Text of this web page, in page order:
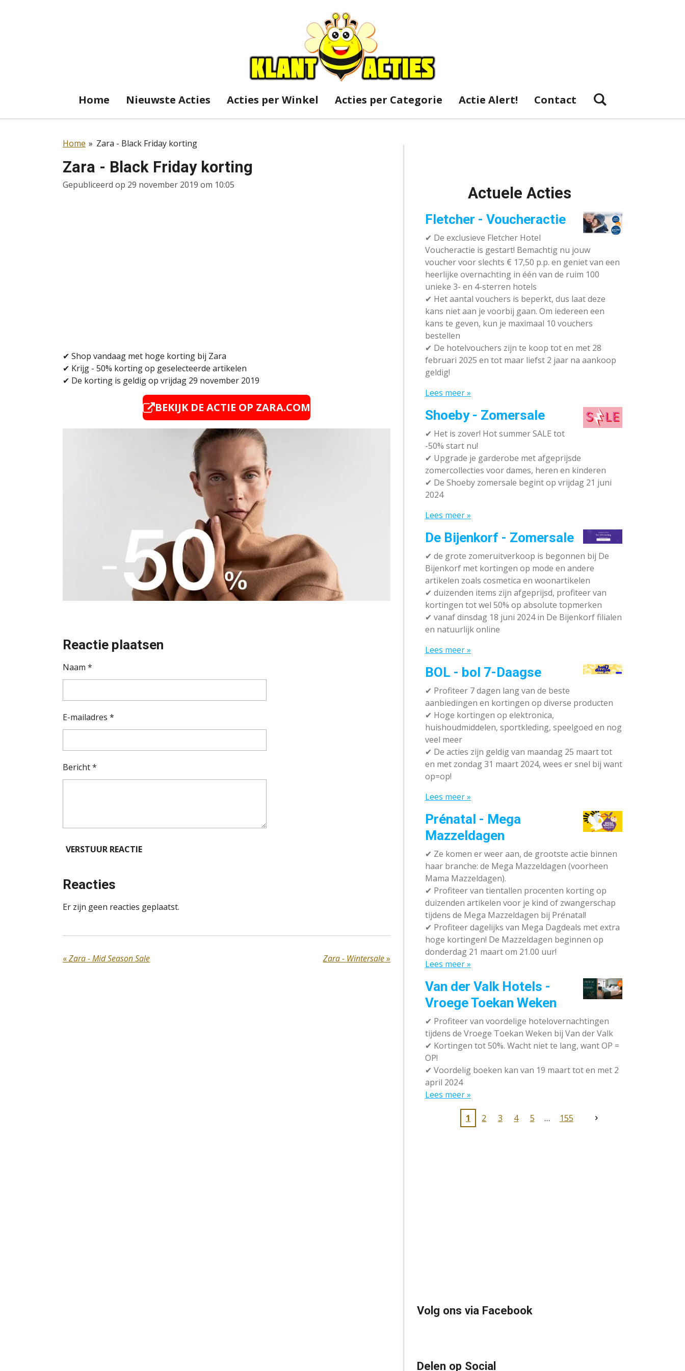
Home Nieuwste Acties Acties per Winkel Acties per Categorie Actie Alert! Contact
Home » Zara - Black Friday korting
Zara - Black Friday korting
Gepubliceerd op 29 november 2019 om 10:05
✔ Shop vandaag met hoge korting bij Zara
✔ Krijg - 50% korting op geselecteerde artikelen
✔ De korting is geldig op vrijdag 29 november 2019
BEKIJK DE ACTIE OP ZARA.COM
Reactie plaatsen
Naam *
E-mailadres *
Bericht *
VERSTUUR REACTIE
Reacties
Er zijn geen reacties geplaatst.
«Zara - Mid Season Sale Zara - Wintersale»
Actuele Acties
Fletcher - Voucheractie
✔ De exclusieve Fletcher Hotel
Voucheractie is gestart! Bemachtig nu jouw
voucher voor slechts € 17,50 p.p. en geniet van een
heerlijke overnachting in één van de ruim 100
unieke 3- en 4-sterren hotels
✔ Het aantal vouchers is beperkt, dus laat deze
kans niet aan je voorbij gaan. Om iedereen een
kans te geven, kun je maximaal 10 vouchers
bestellen
✔ De hotelvouchers zijn te koop tot en met 28
februari 2025 en tot maar liefst 2 jaar na aankoop
geldig!
Lees meer »
Shoeby - Zomersale
✔ Het is zover! Hot summer SALE tot
-50% start nu!
✔ Upgrade je garderobe met afgeprijsde
zomercollecties voor dames, heren en kinderen
✔ De Shoeby zomersale begint op vrijdag 21 juni
2024
Lees meer »
De Bijenkorf - Zomersale
✔ de grote zomeruitverkoop is begonnen bij De
Bijenkorf met kortingen op mode en andere
artikelen zoals cosmetica en woonartikelen
✔ duizenden items zijn afgeprijsd, profiteer van
kortingen tot wel 50% op absolute topmerken
✔ vanaf dinsdag 18 juni 2024 in De Bijenkorf filialen
en natuurlijk online
Lees meer »
BOL - bol 7-Daagse
✔ Profiteer 7 dagen lang van de beste
aanbiedingen en kortingen op diverse producten
✔ Hoge kortingen op elektronica,
huishoudmiddelen, sportkleding, speelgoed en nog
veel meer
✔ De acties zijn geldig van maandag 25 maart tot
en met zondag 31 maart 2024, wees er snel bij want
op=op!
Lees meer »
Prénatal - Mega
Mazzeldagen
✔ Ze komen er weer aan, de grootste actie binnen
haar branche: de Mega Mazzeldagen (voorheen
Mama Mazzeldagen).
✔ Profiteer van tientallen procenten korting op
duizenden artikelen voor je kind of zwangerschap
tijdens de Mega Mazzeldagen bij Prénatal!
✔ Profiteer dagelijks van Mega Dagdeals met extra
hoge kortingen! De Mazzeldagen beginnen op
donderdag 21 maart om 21.00 uur!
Lees meer »
Van der Valk Hotels -
Vroege Toekan Weken
✔ Profiteer van voordelige hotelovernachtingen
tijdens de Vroege Toekan Weken bij Van der Valk
✔ Kortingen tot 50%. Wacht niet te lang, want OP =
OP!
✔ Voordelig boeken kan van 19 maart tot en met 2
april 2024
Lees meer »
1 2 3 4 5 155
Volg ons via Facebook
Delen op Social